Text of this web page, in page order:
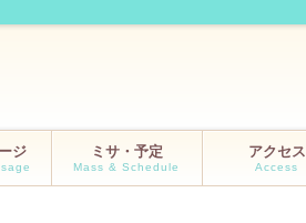
ジ ミサ・予定
Mass & Schedule
アクセス
Access